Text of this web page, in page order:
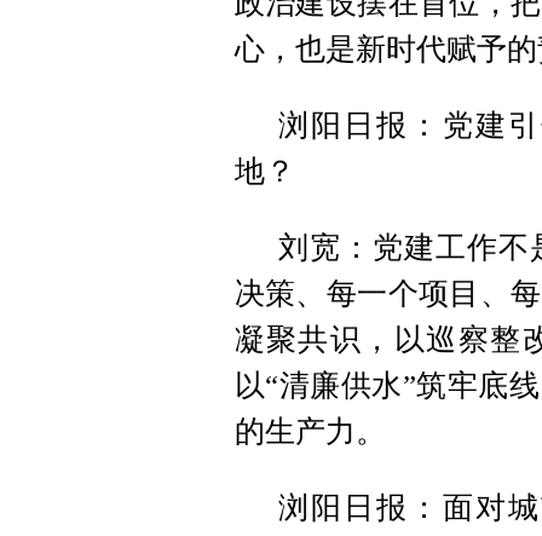
心，也是新时代赋予
浏阳日报：党建
地？
刘宽：党建工作不
决策、每一个项目、
凝聚共识，以巡察整
以“清廉供水”筑牢底
的生产力。
浏阳日报：面对